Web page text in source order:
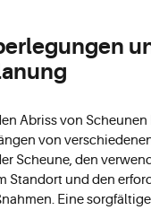
Abriss von
von
Scheune, den
Standort und den
Eine sorgfältige